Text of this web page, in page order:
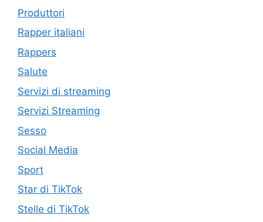
Produttori
Rapper italiani
Rappers
Salute
Servizi di streaming
Servizi Streaming
Sesso
Social Media
Sport
Star di TikTok
Stelle di TikTok